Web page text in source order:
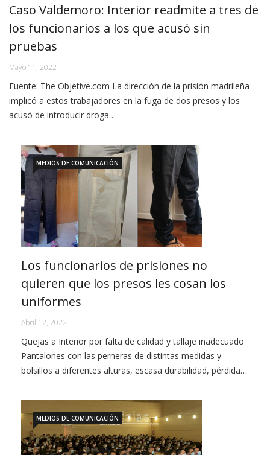
Caso Valdemoro: Interior readmite a tres de
los funcionarios a los que acusó sin
pruebas
Mayo 11, 2022
Fuente: The Objetive.com La dirección de la prisión madrileña
implicó a estos trabajadores en la fuga de dos presos y los
acusó de introducir droga…
MEDIOS DE COMUNICACIÓN
Los funcionarios de prisiones no
quieren que los presos les cosan los
uniformes
Abril 12, 2022
Quejas a Interior por falta de calidad y tallaje inadecuado
Pantalones con las perneras de distintas medidas y
bolsillos a diferentes alturas, escasa durabilidad, pérdida…
MEDIOS DE COMUNICACIÓN